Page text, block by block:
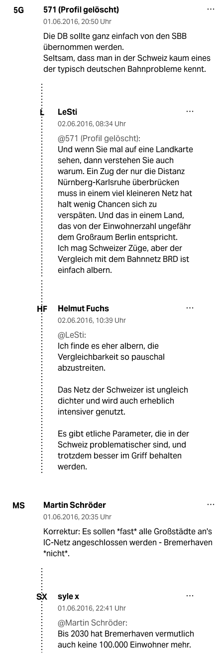
5G 571 (Profil gelöscht)
01.06.2016, 20:50 Uhr
Die DB sollte ganz einfach von den SBB
übernommen werden.
Seltsam, dass man in der Schweiz kaum eines
der typisch deutschen Bahnprobleme kennt.
L LeSti
02.06.2016, 08:34 Uhr
@571 (Profil gelöscht):
Und wenn Sie mal auf eine Landkarte
sehen, dann verstehen Sie auch
warum. Ein Zug der nur die Distanz
Nürnberg-Karlsruhe überbrücken
muss in einem viel kleineren Netz hat
halt wenig Chancen sich zu
verspäten. Und das in einem Land,
das von der Einwohnerzahl ungefähr
dem Großraum Berlin entspricht.
Ich mag Schweizer Züge, aber der
Vergleich mit dem Bahnnetz BRD ist
einfach albern.
HF Helmut Fuchs
02.06.2016, 10:39 Uhr
@LeSti:
Ich finde es eher albern, die
Vergleichbarkeit so pauschal
abzustreiten.
Das Netz der Schweizer ist ungleich
dichter und wird auch erheblich
intensiver genutzt.
Es gibt etliche Parameter, die in der
Schweiz problematischer sind, und
trotzdem besser im Griff behalten
werden.
MS Martin Schröder
01.06.2016, 20:35 Uhr
Korrektur: Es sollen *fast* alle Großstädte an's
IC-Netz angeschlossen werden - Bremerhaven
*nicht*.
SX syle x
01.06.2016, 22:41 Uhr
@Martin Schröder:
Bis 2030 hat Bremerhaven vermutlich
auch keine 100.000 Einwohner mehr.